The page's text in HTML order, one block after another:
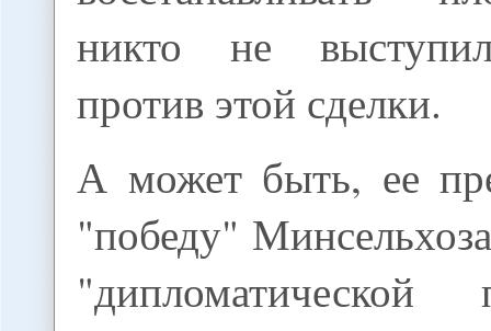
никто не
против этой сделки.
А может быть, ее
"победу"